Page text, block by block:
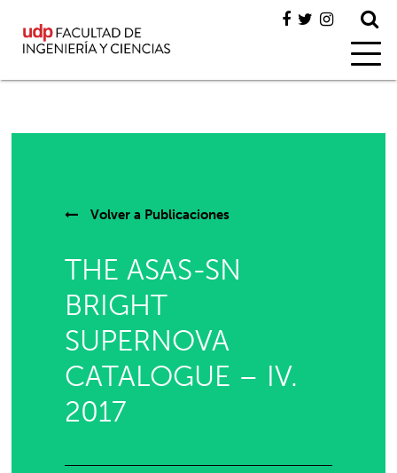
Volver a Publicaciones
THE ASAS-SN
BRIGHT
SUPERNOVA
CATALOGUE – IV.
2017